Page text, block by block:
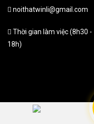
noithatwinli@gmail.com
Thời gian làm việc (8h30 -
18h)
Bản quyền thuộc về